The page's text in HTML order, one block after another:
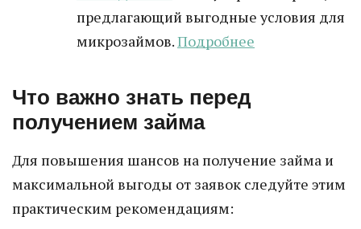
предлагающий выгодные условия для
микрозаймов.Подробнее
Что важно знать перед
получением займа
Для повышения шансов на получение займа и
максимальной выгоды от заявок следуйте этим
практическим рекомендациям: